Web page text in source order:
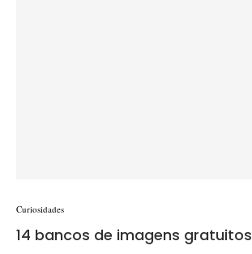
Curiosidades
14 bancos de imagens gratuitos